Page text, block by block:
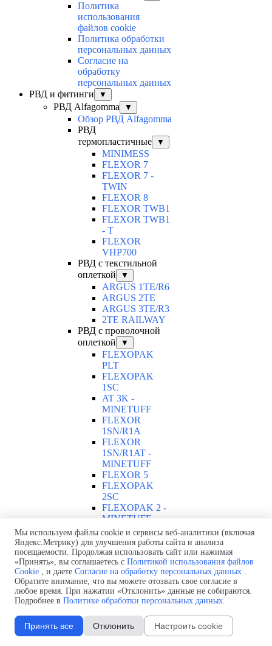
Политика
использования
файлов cookie
Политика обработки
персональных данных
Согласие на
обработку
персональных данных
РВД и фитинги
▼
РВД Alfagomma ▼
Обзор РВД Alfagomma
РВД
термопластичные
▼
MINIMESS
FLEXOR 7
FLEXOR 7 -
TWIN
FLEXOR 8
FLEXOR TWB1
FLEXOR TWB1
- T
FLEXOR
VHP700
РВД с текстильной
оплеткой
▼
ARGUS 1TE/R6
ARGUS 2TЕ
ARGUS 3TE/R3
2TE RAILWAY
РВД с проволочной
оплеткой
▼
FLEXOPAK
PLT
FLEXOPAK
1SС
AT 3K -
MINETUFF
FLEXOR
1SN/R1A
FLEXOR
1SN/R1AT -
MINETUFF
FLEXOR 5
FLEXOPAK
2SС
FLEXOPAK 2 -
MINETUFF
FLEXOR
2SN/R2A
FLEXOPAK 2
TWIN –
MINETUFF
FLEXOR
2SN/R2AT
FLEXOR
2SN/R2AT –
MINETUFF
FLEXOR
Мы используем файлы cookie и сервисы веб-аналитики (включая
Яндекс.Метрику) для улучшения работы сайта и анализа
посещаемости. Продолжая использовать сайт или нажимая
«Принять», вы соглашаетесь с Политикой использования файлов
Cookie , и даете Согласие на обработку персональных данных .
Обратите внимание, что вы можете отозвать свое согласие в
любое время. При нажатии «Отклонить» данные не собираются.
Подробнее в Политике обработки персональных данных.
Принять все Отклонить Настроить cookie